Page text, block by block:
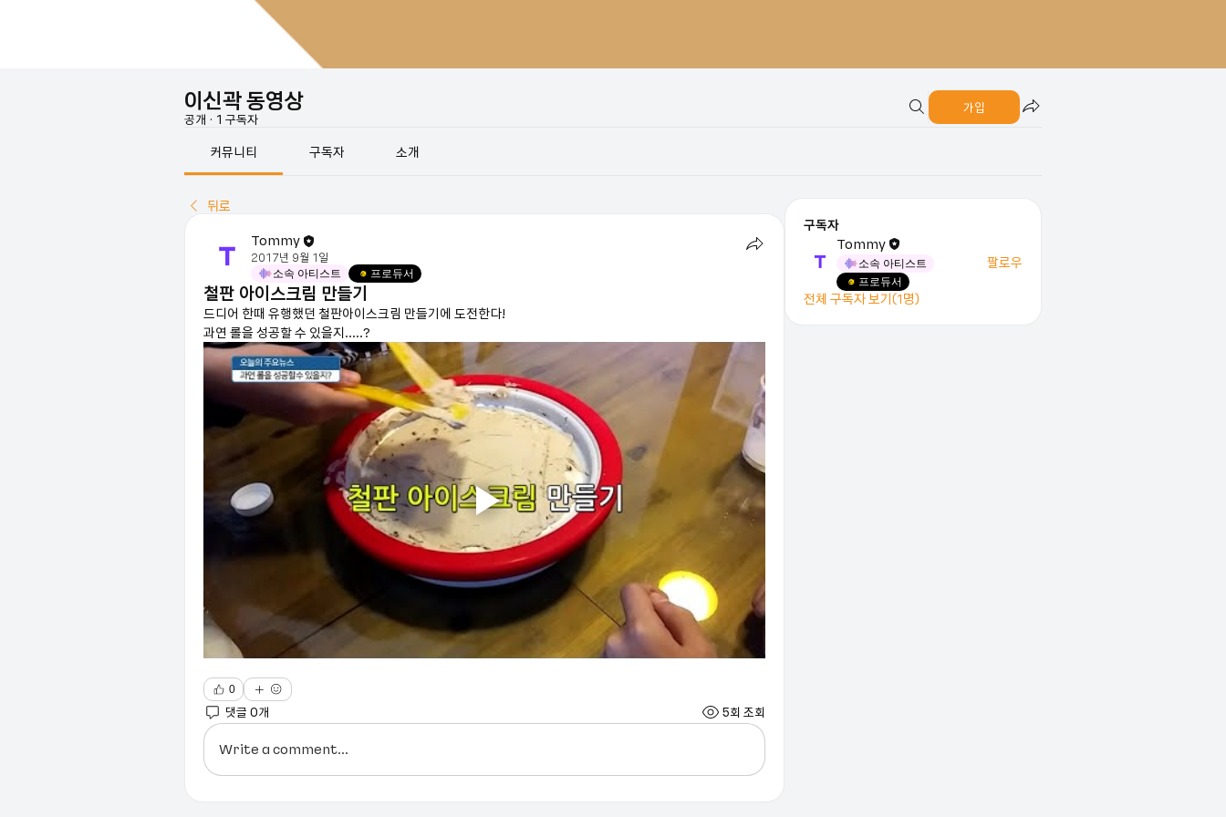
이신곽 동영상
공개 · 1 구독자
가입
커뮤니티 구독자 소개
뒤로
Tommy
2017년 9월 1일
소속 아티스트 프로듀서
철판 아이스크림 만들기
드디어 한때 유행했던 철판아이스크림 만들기에 도전한다!
과연 롤을 성공할 수 있을지.....?
0
댓글 0개 5회 조회
Write a comment...
구독자
Tommy
소속 아티스트
프로듀서
팔로우
전체 구독자 보기(1명)